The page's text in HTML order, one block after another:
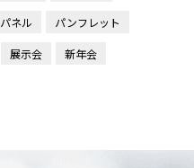
パネル パンフレット
展示会 新年会